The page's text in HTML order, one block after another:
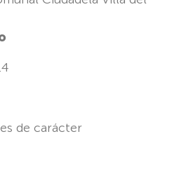
de carácter